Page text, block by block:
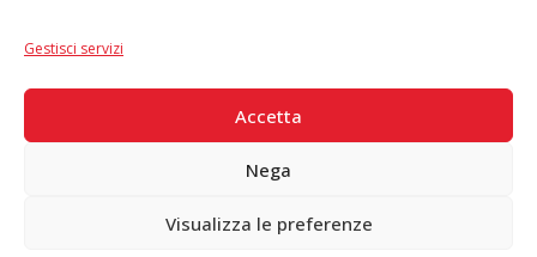
Gestisci servizi
Accetta
Nega
Visualizza le preferenze
Copyright © 2026 F. Divella S.p.A. - P.IVA 00257660720 - REA: 35658